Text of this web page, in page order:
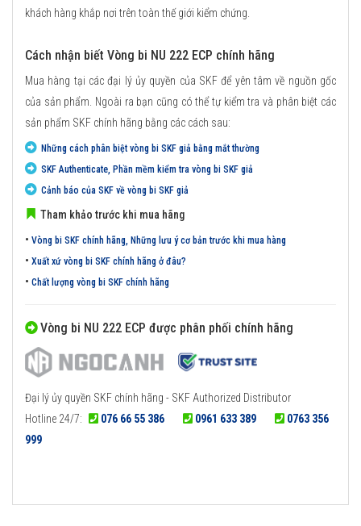
khách hàng khắp nơi trên toàn thế giới kiểm chứng.
Cách nhận biết Vòng bi NU 222 ECP chính hãng
Mua hàng tại các đại lý ủy quyền của SKF để yên tâm về nguồn gốc
của sản phẩm. Ngoài ra bạn cũng có thể tự kiểm tra và phân biệt các
sản phẩm SKF chính hãng bằng các cách sau:
Những cách phân biệt vòng bi SKF giả bằng mắt thường
SKF Authenticate, Phần mềm kiểm tra vòng bi SKF giả
Cảnh báo của SKF về vòng bi SKF giả
Tham khảo trước khi mua hãng
• Vòng bi SKF chính hãng, Những lưu ý cơ bản trước khi mua hàng
• Xuất xứ vòng bi SKF chính hãng ở đâu?
• Chất lượng vòng bi SKF chính hãng
Vòng bi NU 222 ECP được phân phối chính hãng
Đại lý ủy quyền SKF chính hãng - SKF Authorized Distributor
Hotline 24/7:
076 66 55 386 0961 633 389
0763 356
999